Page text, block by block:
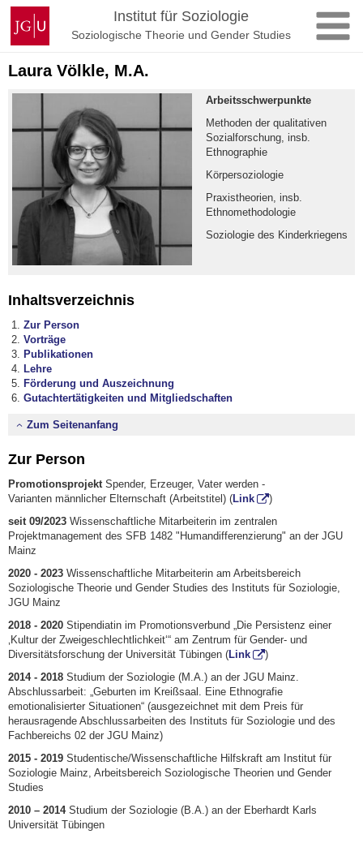
Zum
Inhalt
springen
Johannes
Gutenberg-
Universität
Mainz
Institut für Soziologie
Soziologische Theorie und Gender Studies
Laura Völkle, M.A.
Arbeitsschwerpunkte
Methoden der qualitativen
Sozialforschung, insb.
Ethnographie
Körpersoziologie
Praxistheorien, insb.
Ethnomethodologie
Soziologie des Kinderkriegens
Inhaltsverzeichnis
Zur Person
Vorträge
Publikationen
Lehre
Förderung und Auszeichnung
Gutachtertätigkeiten und Mitgliedschaften
Zum Seitenanfang
Zur Person
PromotionsprojektSpender, Erzeuger, Vater werden -
Varianten männlicher Elternschaft (Arbeitstitel) (Link
)
seit 09/2023 Wissenschaftliche Mitarbeiterin im zentralen
Projektmanagement des SFB 1482 "Humandifferenzierung" an der JGU
Mainz
2020 - 2023 Wissenschaftliche Mitarbeiterin am Arbeitsbereich
Soziologische Theorie und Gender Studies des Instituts für Soziologie,
JGU Mainz
2018 - 2020 Stipendiatin im Promotionsverbund „Die Persistenz einer
‚Kultur der Zweigeschlechtlichkeit‘“ am Zentrum für Gender- und
Diversitätsforschung der Universität Tübingen (Link
)
2014 - 2018 Studium der Soziologie (M.A.) an der JGU Mainz.
Abschlussarbeit: „Geburten im Kreißsaal. Eine Ethnografie
emotionalisierter Situationen“ (ausgezeichnet mit dem Preis für
herausragende Abschlussarbeiten des Instituts für Soziologie und des
Fachbereichs 02 der JGU Mainz)
2015 - 2019 Studentische/Wissenschaftliche Hilfskraft am Institut für
Soziologie Mainz, Arbeitsbereich Soziologische Theorien und Gender
Studies
2010 – 2014Studium der Soziologie (B.A.) an der Eberhardt Karls
Universität Tübingen